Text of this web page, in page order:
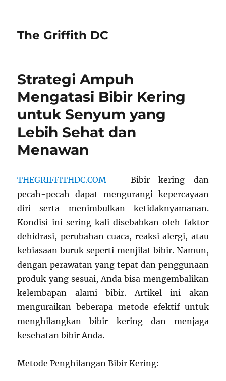
The Griffith DC
Strategi Ampuh
Mengatasi Bibir Kering
untuk Senyum yang
Lebih Sehat dan
Menawan
THEGRIFFITHDC.COM – Bibir kering dan
pecah-pecah dapat mengurangi kepercayaan
diri serta menimbulkan ketidaknyamanan.
Kondisi ini sering kali disebabkan oleh faktor
dehidrasi, perubahan cuaca, reaksi alergi, atau
kebiasaan buruk seperti menjilat bibir. Namun,
dengan perawatan yang tepat dan penggunaan
produk yang sesuai, Anda bisa mengembalikan
kelembapan alami bibir. Artikel ini akan
menguraikan beberapa metode efektif untuk
menghilangkan bibir kering dan menjaga
kesehatan bibir Anda.
Metode Penghilangan Bibir Kering: